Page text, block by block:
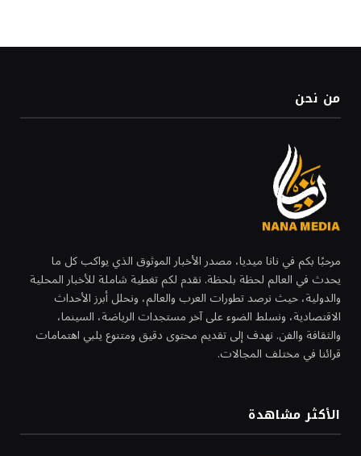
من نحن
مرحبًا بكم في نانا ميديا، مصدر الأخبار الموثوق الذي يواكب كل ما
يحدث في العالم لحظة بلحظة. نقدم لكم تغطية شاملة للأخبار المحلية
والدولية، حيث نرصد تطورات العرب والعالم، ونحلل أبرز الأحداث
الاقتصادية، ونسلط الضوء على آخر مستجدات الرياضة، السينما،
والثقافة والفن. نهدف إلى تقديم محتوى دقيق ومتنوع يلبي اهتمامات
قرائنا في مختلف المجالات.
الأكثر مشاهدة